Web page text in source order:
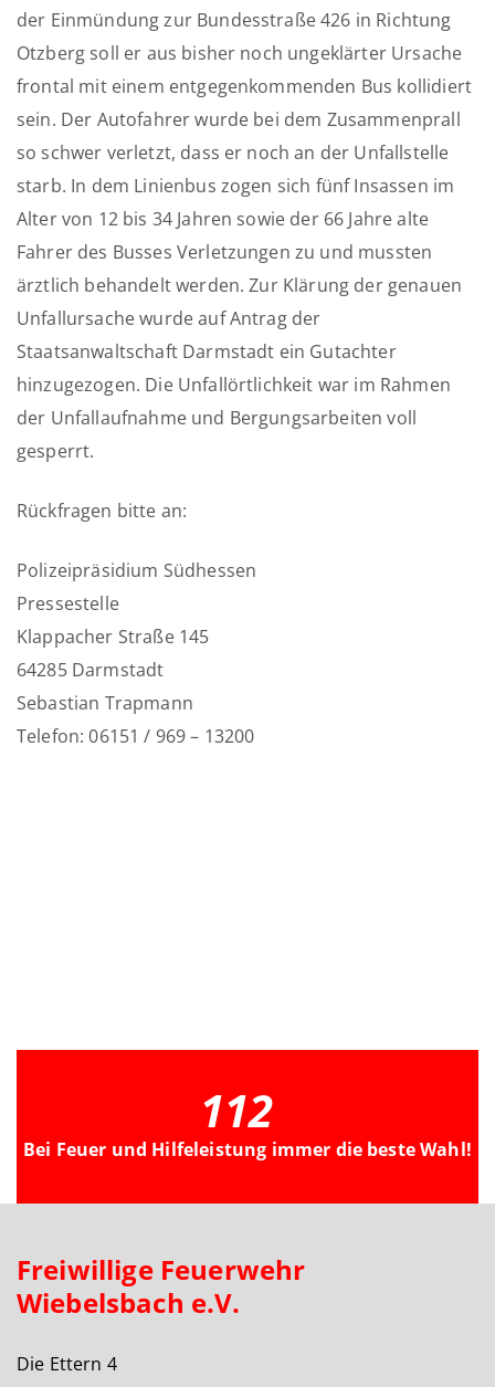
der Einmündung zur Bundesstraße 426 in Richtung
Otzberg soll er aus bisher noch ungeklärter Ursache
frontal mit einem entgegenkommenden Bus kollidiert
sein. Der Autofahrer wurde bei dem Zusammenprall
so schwer verletzt, dass er noch an der Unfallstelle
starb. In dem Linienbus zogen sich fünf Insassen im
Alter von 12 bis 34 Jahren sowie der 66 Jahre alte
Fahrer des Busses Verletzungen zu und mussten
ärztlich behandelt werden. Zur Klärung der genauen
Unfallursache wurde auf Antrag der
Staatsanwaltschaft Darmstadt ein Gutachter
hinzugezogen. Die Unfallörtlichkeit war im Rahmen
der Unfallaufnahme und Bergungsarbeiten voll
gesperrt.
Rückfragen bitte an:
Polizeipräsidium Südhessen
Pressestelle
Klappacher Straße 145
64285 Darmstadt
Sebastian Trapmann
Telefon: 06151 / 969 – 13200
112
Bei Feuer und Hilfeleistung immer die beste Wahl!
Freiwillige Feuerwehr
Wiebelsbach e.V.
Die Ettern 4